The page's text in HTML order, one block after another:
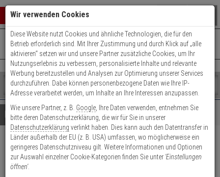
Warenkorb schließen
0 ARTIKEL IM WARENKORB
Ihr Warenkorb ist momentan leer.
Ergebnisse ()
Fertig
Shop
durchsuchen
Bitte
geben
Sie
mindestens
Zeichen
ein,
um
Es
wurde
noch
Kategorien
Suche
gestartet
+49 (0)821 899 493-0Mo. - Do.: 8:00 - 16:30 | Fr.: 8:00 - 14:00 Uhr
Kontaktservice nutzen
Details Beratung
ABUS Silver Rock 5
Vorhangschloss 5/40HB63
Wir verwenden Cookies
Diese Website nutzt Cookies und ähnliche Technologien, die für den
Betrieb erforderlich sind. Mit Ihrer Zustimmung und durch Klick auf „alle
aktivieren“ setzen wir und unsere Partner zusätzliche Cookies, um Ihr
Nutzungserlebnis zu verbessern, personalisierte Inhalte und relevante
Werbung bereitzustellen und Analysen zur Optimierung unserer Services
durchzuführen. Dabei können personenbezogene Daten wie Ihre IP-
Adresse verarbeitet werden, um Inhalte an Ihre Interessen anzupassen.
Wie unsere Partner, z. B. Google , Ihre Daten verwenden, entnehmen Sie
bitte deren Datenschutzerklärung, die wir für Sie in unserer
Datenschutzerklärung verlinkt haben. Dies kann auch den Datentransfer in
Länder außerhalb der EU (z. B. USA) umfassen, wo möglicherweise ein
geringeres Datenschutzniveau gilt. Weitere Informationen und Optionen
zur Auswahl einzelner Cookie-Kategorien finden Sie unter 'Einstellungen
öffnen'.